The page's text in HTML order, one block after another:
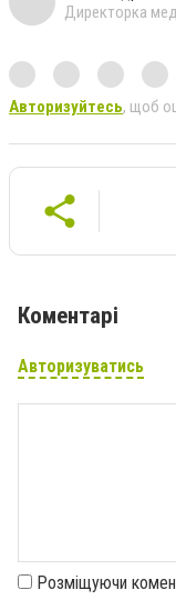
Директорка
Авторизуйтесь, щоб
Коментарі
Авторизуватись
Розміщуючи